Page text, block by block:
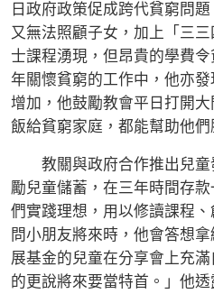
日政府政策促成跨代貧窮問
又無法照顧子女，加上「三
士課程湧現，但昂貴的學費
年關懷貧窮的工作中，他亦
增加，他鼓勵教會平日打開
飯給貧窮家庭，都能幫助他們
教關與政府合作推出兒童
勵兒童儲蓄，在三年時間存
們實踐理想，用以修讀課程
問小朋友將來時，他會答想
展基金的兒童在分享會上充
的更說將來要當特首。」他